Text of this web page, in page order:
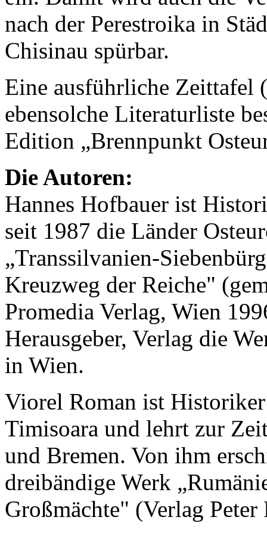
nach der Perestroika in
Chisinau spürbar.
Eine ausführliche Zeittafel
ebensolche Literaturliste
Edition „Brennpunkt
Die Autoren:
Hannes Hofbauer ist
seit 1987 die Länder
„Transsilvanien-
Kreuzweg der Reiche"
Promedia Verlag, Wien
Herausgeber, Verlag die
in Wien.
Viorel Roman ist
Timisoara und lehrt zur
und Bremen. Von ihm
dreibändige Werk
Großmächte" (Verlag